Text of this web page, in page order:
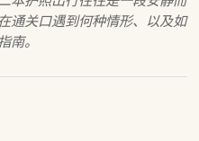
通关口遇到何种情形、以及如
南。